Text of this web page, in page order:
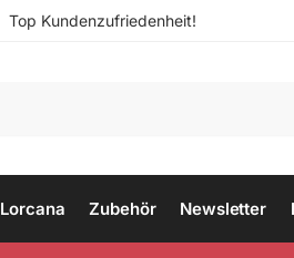
Top Kundenzufriedenheit!
Lorcana Zubehör Newsletter